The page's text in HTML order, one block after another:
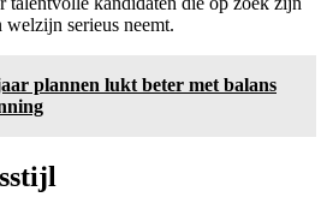
serieus neemt.
plannen lukt beter met balans